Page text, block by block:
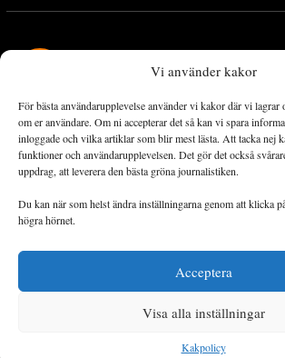
Vi använder kakor
För bästa användarupplevelse använder vi kakor där vi
om er användare. Om ni accepterar det så kan vi spara
inloggade och vilka artiklar som blir mest lästa. Att tacka nej
funktioner och användarupplevelsen. Det gör det också
uppdrag, att leverera den bästa gröna journalistiken.
Du kan när som helst ändra inställningarna genom att klicka
högra hörnet.
Acceptera
Visa alla inställningar
Kakpolicy
Landets Fria Tidning är en nyhetstidning med
det viktigaste som händer lokalt och globalt
omställningsrörelsen. En omställning till ett
både via starka och lika rättigheter för alla
ekonomiska och sociala klyftor, samt utrymme
utvecklas och frodas.